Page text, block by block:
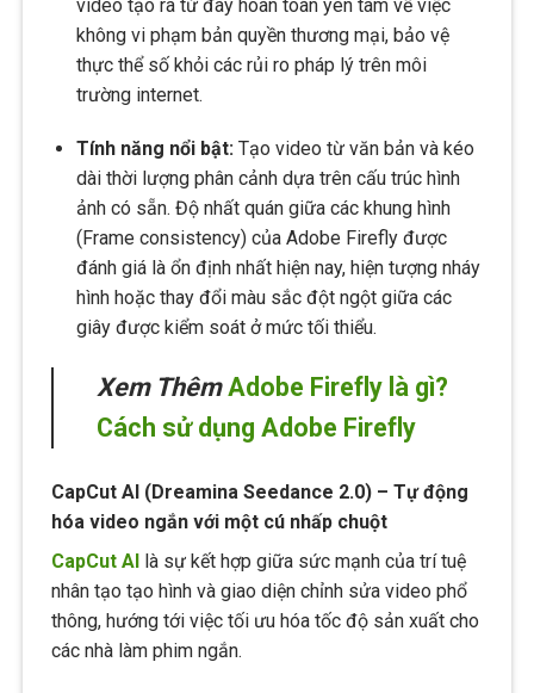
video tạo ra từ đây hoàn toàn yên tâm về việc
không vi phạm bản quyền thương mại, bảo vệ
thực thể số khỏi các rủi ro pháp lý trên môi
trường internet.
Tính năng nổi bật: Tạo video từ văn bản và kéo
dài thời lượng phân cảnh dựa trên cấu trúc hình
ảnh có sẵn. Độ nhất quán giữa các khung hình
(Frame consistency) của Adobe Firefly được
đánh giá là ổn định nhất hiện nay, hiện tượng nháy
hình hoặc thay đổi màu sắc đột ngột giữa các
giây được kiểm soát ở mức tối thiểu.
Xem Thêm Adobe Firefly là gì?
Cách sử dụng Adobe Firefly
CapCut AI (Dreamina Seedance 2.0) – Tự động
hóa video ngắn với một cú nhấp chuột
CapCut AI
là sự kết hợp giữa sức mạnh của trí tuệ
nhân tạo tạo hình và giao diện chỉnh sửa video phổ
thông, hướng tới việc tối ưu hóa tốc độ sản xuất cho
các nhà làm phim ngắn.